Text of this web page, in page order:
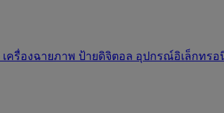
เครื่องฉายภาพ ป้ายดิจิตอล อุปกรณ์อิเล็กทรอ